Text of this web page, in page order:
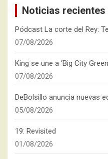
Noticias recientes
Pódcast La corte del Rey:
07/08/2026
King se une a ‘Big City
07/08/2026
DeBolsillo anuncia nuevas
05/08/2026
19: Revisited
01/08/2026